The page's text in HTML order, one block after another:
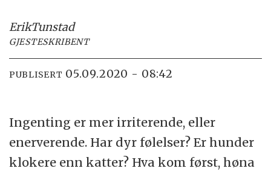
ErikTunstad
GJESTESKRIBENT
PUBLISERT 05.09.2020 - 08:42
Ingenting er mer irriterende, eller
enerverende. Har dyr følelser? Er hunder
klokere enn katter? Hva kom først, høna